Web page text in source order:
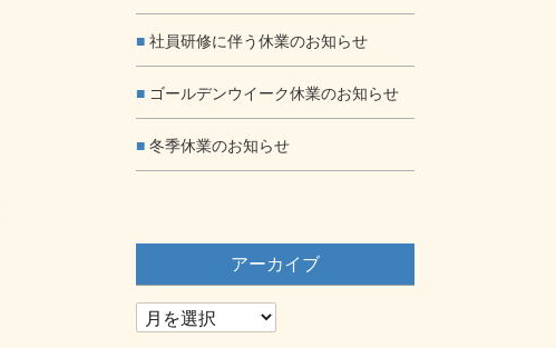
社員研修に伴う休業のお知らせ
ゴールデンウイーク休業のお知らせ
冬季休業のお知らせ
アーカイブ
ア